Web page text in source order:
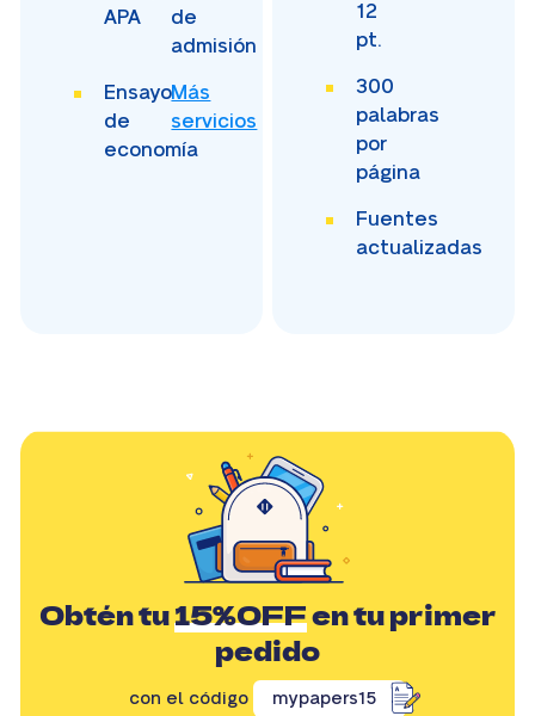
APA
de
admisión
Ensayo
de
economía
Más
servicios
12
pt.
300
palabras
por
página
Fuentes
actualizadas
Obtén tu15%OFFen tu primer
pedido
con el código mypapers15